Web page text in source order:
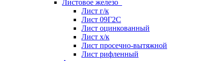
Листовое железо
Лист г/к
Лист 09Г2С
Лист оцинкованный
Лист х/к
Лист просечно-вытяжной
Лист рифленный